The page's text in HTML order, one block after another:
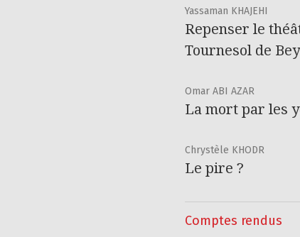
Yassaman KHAJEHI
Repenser le
Tournesol de
Omar ABI AZAR
La mort par les
Chrystèle KHODR
Le pire ?
Comptes rendus